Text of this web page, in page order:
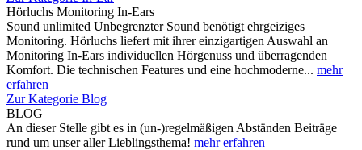
Hörluchs Monitoring In-Ears
Sound unlimited Unbegrenzter Sound benötigt ehrgeiziges
Monitoring. Hörluchs liefert mit ihrer einzigartigen Auswahl an
Monitoring In-Ears individuellen Hörgenuss und überragenden
Komfort. Die technischen Features und eine hochmoderne... mehr
erfahren
Zur Kategorie Blog
BLOG
An dieser Stelle gibt es in (un-)regelmäßigen Abständen Beiträge
rund um unser aller Lieblingsthema! mehr erfahren